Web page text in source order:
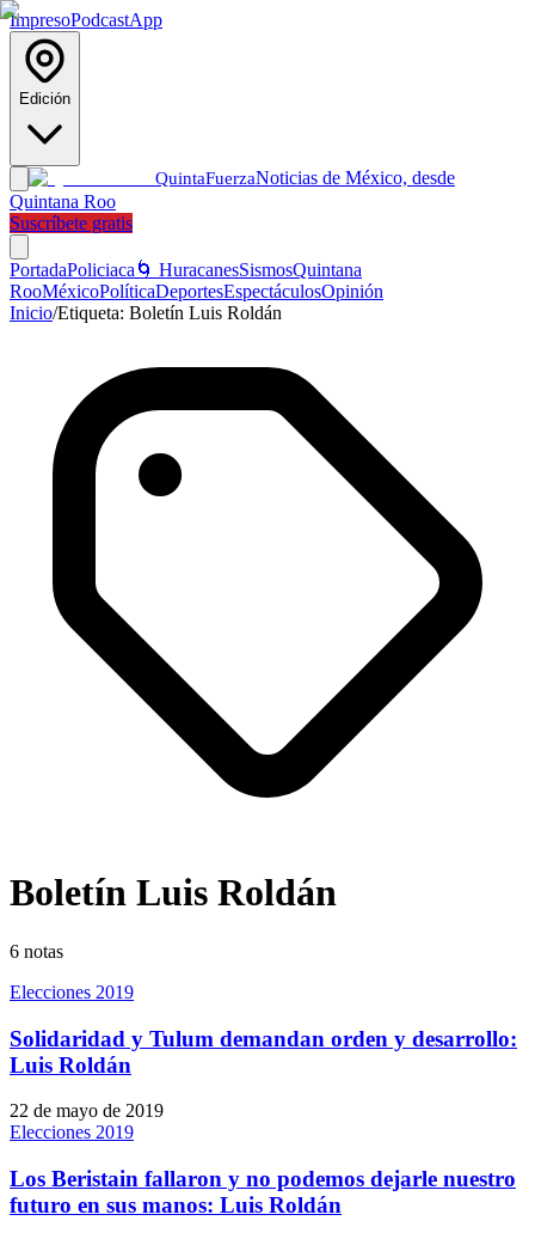
ImpresoPodcastApp
Edición
QuintaFuerzaNoticias de México, desde
Quintana Roo
Suscríbete gratis
PortadaPoliciaca 🌀 HuracanesSismosQuintana
RooMéxicoPolíticaDeportesEspectáculosOpinión
Inicio/Etiqueta: Boletín Luis Roldán
Boletín Luis Roldán
6 notas
Elecciones 2019
Solidaridad y Tulum demandan orden y desarrollo:
Luis Roldán
22 de mayo de 2019
Elecciones 2019
Los Beristain fallaron y no podemos dejarle nuestro
futuro en sus manos: Luis Roldán